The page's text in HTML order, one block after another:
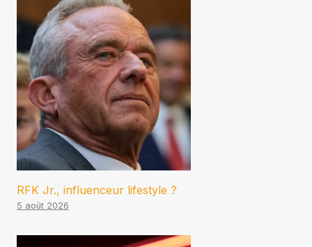
RFK Jr., influenceur lifestyle ?
5 août 2026